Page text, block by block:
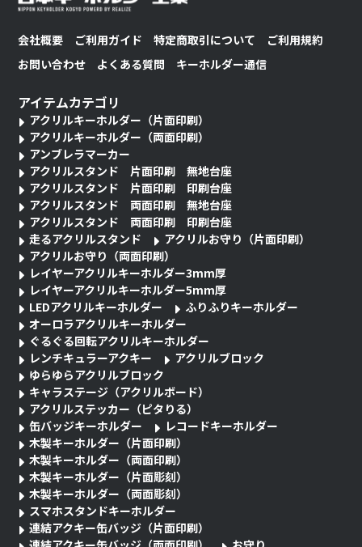
会社概要 ご利用ガイド 特定商取引について
ご利用規約
お問い合わせ
よくある質問 キーホルダー通信
アイテムカテゴリ
アクリルキーホルダー（片面印刷）
アクリルキーホルダー（両面印刷）
アンブレラマーカー
アクリルスタンド 片面印刷 無地台座
アクリルスタンド 片面印刷 印刷台座
アクリルスタンド 両面印刷 無地台座
アクリルスタンド 両面印刷 印刷台座
走るアクリルスタンド
アクリルお守り（片面印刷）
アクリルお守り（両面印刷）
レイヤーアクリルキーホルダー3mm厚
レイヤーアクリルキーホルダー5mm厚
LEDアクリルキーホルダー
ふりふりキーホルダー
オーロラアクリルキーホルダー
ぐるぐる回転アクリルキーホルダー
レンチキュラーアクキー
アクリルブロック
ゆらゆらアクリルブロック
キャラステージ（アクリルボード）
アクリルステッカー（ピタりる）
缶バッジキーホルダー
レコードキーホルダー
木製キーホルダー（片面印刷）
木製キーホルダー（両面印刷）
木製キーホルダー（片面彫刻）
木製キーホルダー（両面彫刻）
スマホスタンドキーホルダー
連結アクキー缶バッジ（片面印刷）